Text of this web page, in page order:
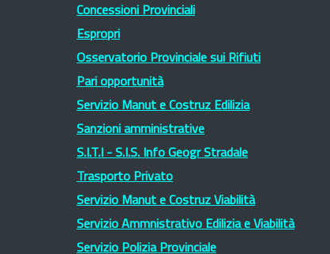
Concessioni Provinciali
Espropri
Osservatorio Provinciale sui Rifiuti
Pari opportunità
Servizio Manut e Costruz Edilizia
Sanzioni amministrative
S.I.T.I - S.I.S. Info Geogr Stradale
Trasporto Privato
Servizio Manut e Costruz Viabilità
Servizio Ammnistrativo Edilizia e Viabilità
Servizio Polizia Provinciale